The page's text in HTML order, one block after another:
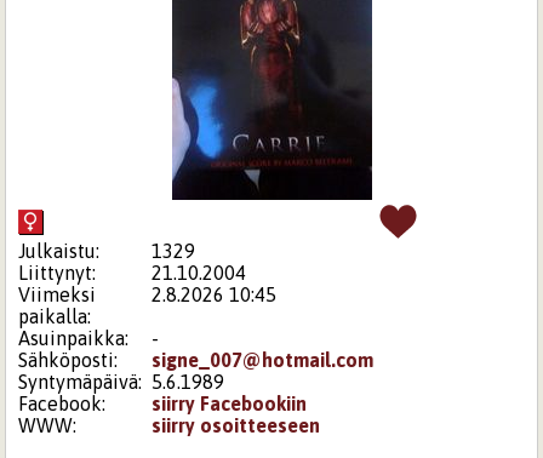
Julkaistu:
1329
Liittynyt:
21.10.2004
Viimeksi
paikalla:
2.8.2026 10:45
Asuinpaikka:
-
Sähköposti:
signe_007@hotmail.com
Syntymäpäivä: 5.6.1989
Facebook:
siirry Facebookiin
WWW:
siirry osoitteeseen